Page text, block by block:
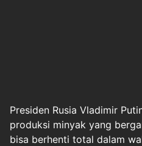
Presiden Rusia Vladimir
produksi minyak yang
bisa berhenti total dalam